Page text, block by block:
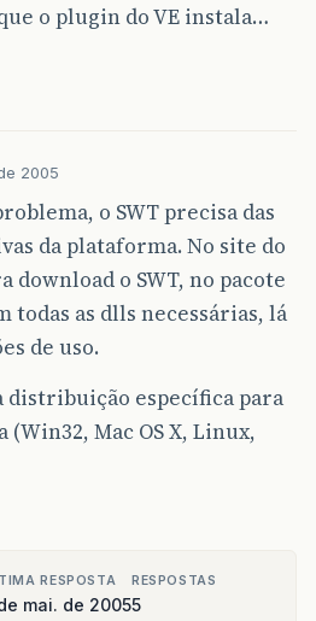
o plugin do VE instala…
2005
o SWT precisa das
da plataforma. No site do
download o SWT, no pacote
todas as dlls necessárias, lá
de uso.
distribuição específica para
Mac OS X, Linux,
RESPOSTA
mai. de 2005
RESPOSTAS
5